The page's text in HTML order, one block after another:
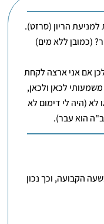
למניעת הריון (סרזט).
(כמובן ללא מים)
ב12 בצהרים, ולכן אם אני ארצה לקחת
לכאן ולכאן,
לא (היה לי דימום לא
הוא עבר).
הקבועה, וכך נכון